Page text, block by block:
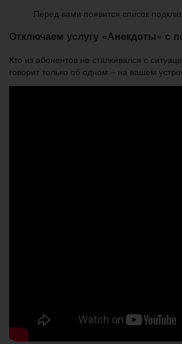
Перед вами появится список
Отключаем услугу «Анекдоты» с
Кто из абонентов не сталкивался с
говорит только об одном – на вашем